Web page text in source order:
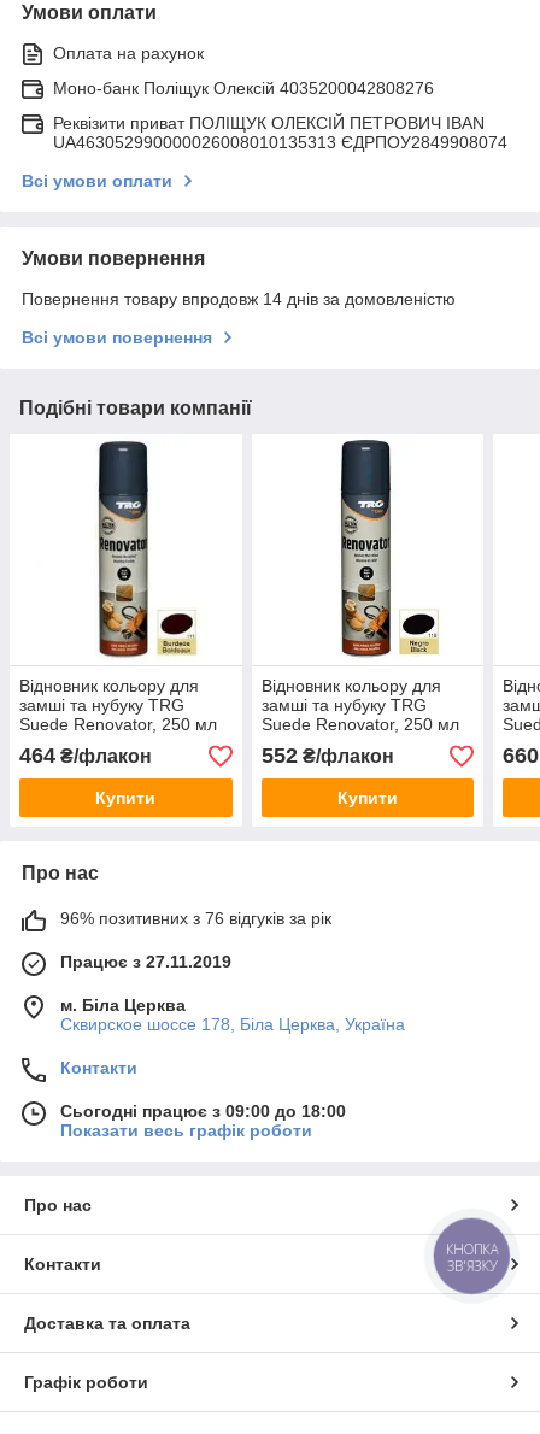
Умови оплати
Оплата на рахунок
Моно-банк Поліщук Олексій 4035200042808276
Реквізити приват ПОЛІЩУК ОЛЕКСІЙ ПЕТРОВИЧ IBAN
UA463052990000026008010135313 ЄДРПОУ2849908074
Всі умови оплати
Умови повернення
Повернення товару впродовж 14 днів за домовленістю
Всі умови повернення
Подібні товари компанії
Відновник кольору для
замші та нубуку TRG
Suede Renovator, 250 мл
бордовий #111
464 ₴/флакон
Купити
Відновник кольору для
замші та нубуку TRG
Suede Renovator, 250 мл
чорний #118
552₴/флакон
Купити
pink
660
Про нас
96% позитивних з 76 відгуків за рік
Працює з 27.11.2019
м. Біла Церква
Сквирское шоссе 178, Біла Церква, Україна
Контакти
Сьогодні працює з 09:00 до 18:00
Показати весь графік роботи
Про нас
Контакти
Доставка та оплата
Графік роботи
КНОПКА
ЗВ'ЯЗКУ